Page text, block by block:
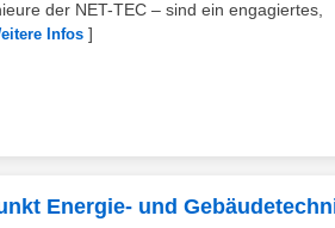
der NET-TEC – sind ein engagiertes,
Infos ]
Energie- und